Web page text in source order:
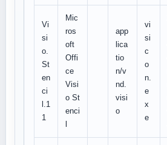
Vi
si
o.
St
en
ci
l.1
1
Mic
ros
oft
Offi
ce
Visi
o St
enci
app
lica
tio
n/v
nd.
visi
o
vi
si
c
o
n.
e
x
e